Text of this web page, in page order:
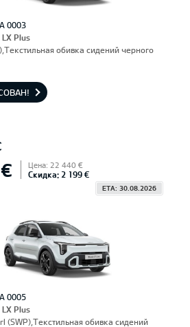
0003
Plus
обивка сидений черного
Цена: 22 440 €
Скидка: 2 199 €
ETA: 30.08.2026
0005
Plus
(SWP),Текстильная обивка сидений